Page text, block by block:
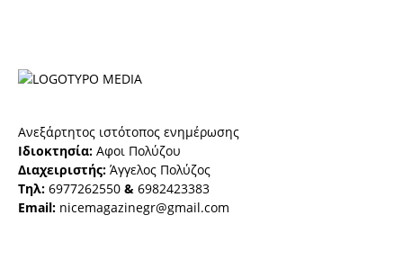
Ανεξάρτητος ιστότοπος ενημέρωσης
Ιδιοκτησία: Αφοι Πολύζου
Διαχειριστής: Άγγελος Πολύζος
Τηλ: 6977262550 & 6982423383
Email: nicemagazinegr@gmail.com